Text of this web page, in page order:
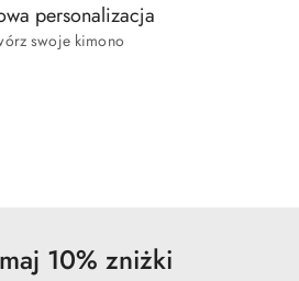
personalizacja
swoje kimono
10% zniżki